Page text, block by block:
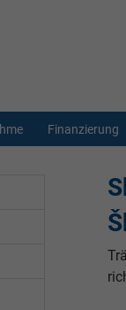
Finanzierung